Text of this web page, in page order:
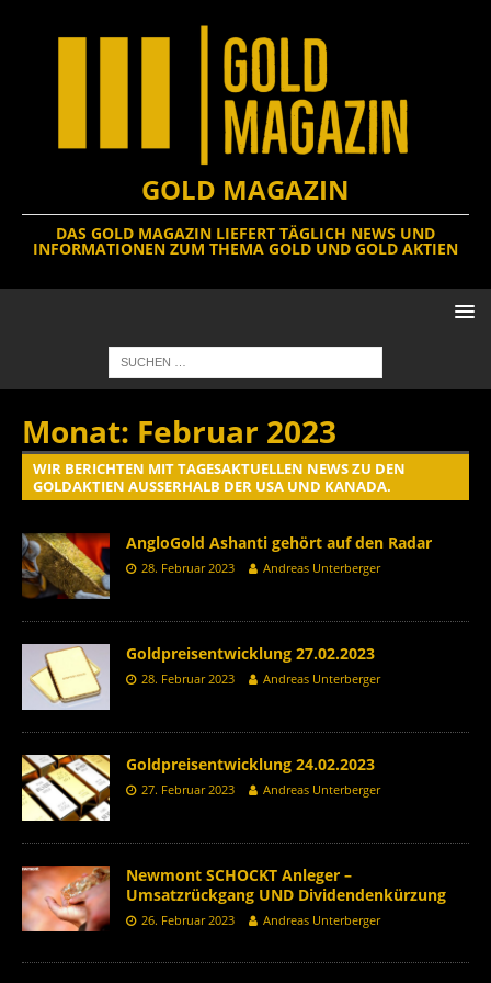
GOLD MAGAZIN
DAS GOLD MAGAZIN LIEFERT TÄGLICH NEWS UND
INFORMATIONEN ZUM THEMA GOLD UND GOLD AKTIEN
Monat: Februar 2023
WIR BERICHTEN MIT TAGESAKTUELLEN NEWS ZU DEN
GOLDAKTIEN AUSSERHALB DER USA UND KANADA.
AngloGold Ashanti gehört auf den Radar
28. Februar 2023 Andreas Unterberger
Goldpreisentwicklung 27.02.2023
28. Februar 2023 Andreas Unterberger
Goldpreisentwicklung 24.02.2023
27. Februar 2023 Andreas Unterberger
Newmont SCHOCKT Anleger –
Umsatzrückgang UND Dividendenkürzung
26. Februar 2023 Andreas Unterberger